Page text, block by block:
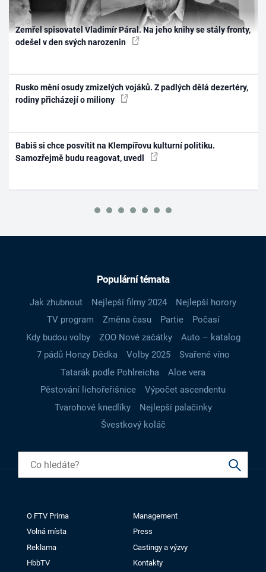
Zemřel spisovatel Vladimír Páral. Na jeho knihy se stály fronty,
odešel v den svých narozenin
Rusko mění osudy zmizelých vojáků. Z padlých dělá dezertéry,
rodiny přicházejí o miliony
Babiš si chce posvítit na Klempířovu kulturní politiku.
Samozřejmě budu reagovat, uvedl
Populární témata
Jak zhubnout Nejlepší filmy 2024
Nejlepší horory
TV program
Změna času Partie
Počasí
Kdy budou volby
ZOO Nové začátky
Auto – katalog
7 pádů Honzy Dědka
Volby 2025
Svařené víno
Tatarák podle Pohlreicha
Aloe vera
Pěstování lichořeřišnice
Výpočet ascendentu
Tvarohové knedlíky
Nejlepší palačinky
Švestkový koláč
O FTV Prima
Management
Volná místa
Press
Reklama
Castingy a výzvy
HbbTV
Kontakty